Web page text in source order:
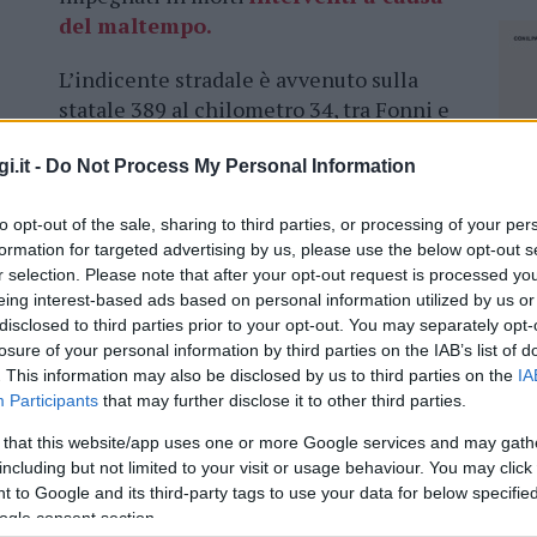
- Do Not Process My Personal Information
opt-out of the sale, sharing to third parties, or processing of your
for targeted advertising by us, please use the below opt-out
selection. Please note that after your opt-out request is processed
interest-based ads based on personal information utilized by us
to third parties prior to your opt-out. You may separately
of your personal information by third parties on the IAB’s list of
This information may also be disclosed by us to third parties on the
Participants that may further disclose it to other third parties.
that this website/app uses one or more Google services and may
but not limited to your visit or usage behaviour. You may
to Google and its third-party tags to use your data for below
consent section.
del maltempo.
L’indicente stradale è avvenuto sulla
statale 389 al chilometro 34, tra Fonni e
al maltempo, il conducente haperso il
di strada e ribaltandosi.
vigili del fuoco per aiutare le operazioni di
dell’auto ha riportato solo qualche
anche le forze dell’ordine per eseguire i